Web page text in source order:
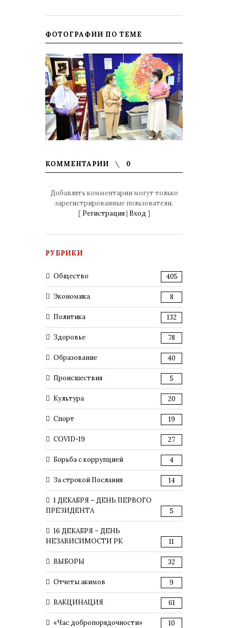
ФОТОГРАФИИ ПО ТЕМЕ
КОММЕНТАРИИ 0
Добавлять комментарии могут только
зарегистрированные пользователи.
[ Регистрация| Вход ]
РУБРИКИ
Общество 405
Экономика 8
Политика 132
Здоровье 78
Образование 40
Происшествия 5
Культура 20
Спорт 19
COVID-19 27
Борьба с коррупцией 4
За строкой Послания 14
1 ДЕКАБРЯ – ДЕНЬ ПЕРВОГО
ПРЕЗИДЕНТА
5
16 ДЕКАБРЯ – ДЕНЬ
НЕЗАВИСИМОСТИ РК
11
ВЫБОРЫ 32
Отчеты акимов 9
ВАКЦИНАЦИЯ 61
«Час добропорядочности» 10